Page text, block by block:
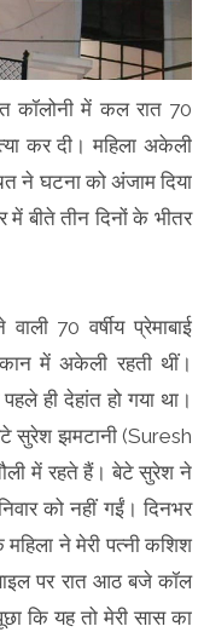
कॉलोनी में कल रात 70
कर दी। महिला अकेली
ने घटना को अंजाम दिया
बीते तीन दिनों के भीतर
70 वर्षीय प्रेमाबाई
में अकेली रहती थीं।
ही देहांत हो गया था।
सुरेश झमटानी (Suresh
में रहते हैं। बेटे सुरेश ने
को नहीं गईं। दिनभर
महिला ने मेरी पत्नी कशिश
पर रात आठ बजे कॉल
कि यह तो मेरी सास का